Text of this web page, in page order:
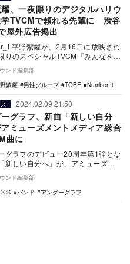
、一夜限りのデジタルハリウ
学TVCMで頼れる先輩に 渋谷
屋外広告掲出
平野紫耀が、2月16日に放映され
りのスペシャルTVCM『みんなを生
自分を生きよう。2024』篇…
ンド編集部
紫耀 男性グループ TOBE Number_i
2024.02.09 21:50
グラフ、新曲「新しい自分
ミューズメントメディア総合
曲に
グラフのデビュー20周年第1弾とな
新しい自分へ」が、アミューズメ
ィア総合学院のCMソングに決定。
ンド編集部
バンド アンダーグラフ